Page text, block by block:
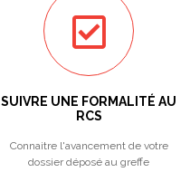
SUIVRE UNE FORMALITÉ AU
RCS
Connaitre l'avancement de votre
dossier déposé au greffe